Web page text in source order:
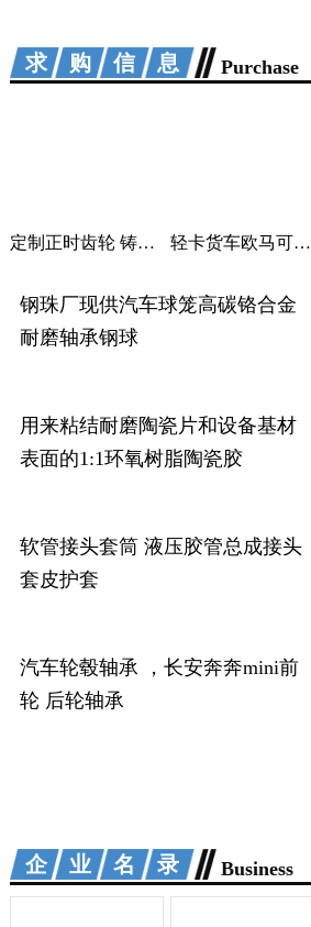
求购信息 Purchase
定制正时齿轮 铸铁曲轴加工 适用汽车机械 轻卡货车欧马可采尔孚变速箱ZF5S400V变速箱
钢珠厂现供汽车球笼高碳铬合金
耐磨轴承钢球
用来粘结耐磨陶瓷片和设备基材
表面的1:1环氧树脂陶瓷胶
软管接头套筒 液压胶管总成接头
套皮护套
汽车轮毂轴承 ，长安奔奔mini前
轮 后轮轴承
企业名录 Business